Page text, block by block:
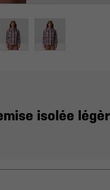
isolée